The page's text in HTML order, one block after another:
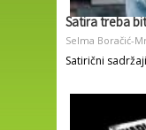
Satira treba
Selma Boračić-
Satirični